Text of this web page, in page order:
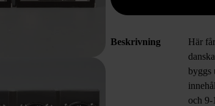
Beskrivning
Här
byggs
och